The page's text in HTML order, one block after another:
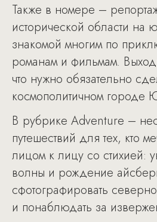
Также в номере –
исторической области на
знакомой многим по
романам и фильмам.
что нужно обязательно
космополитичном
В рубрике Adventure –
путешествий для тех, кто
лицом к лицу со стихией:
волны и рождение
сфотографировать
и понаблюдать за